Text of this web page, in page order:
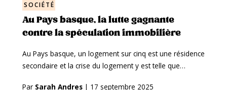
SOCIÉTÉ
Au Pays basque, la lutte gagnante
contre la spéculation immobilière
Au Pays basque, un logement sur cinq est une résidence
secondaire et la crise du logement y est telle que…
Par Sarah Andres | 17 septembre 2025